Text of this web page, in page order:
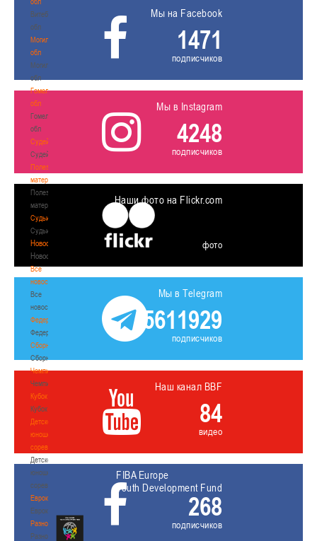
Витебская
обл
Могилевская
обл
Могилевская
обл
Гомельская
обл
Гомельская
обл
Судейство
Судейство
Полезные
материалы
Полезные
материалы
Судьи
Судьи
Новости
Новости
Все
новости
Все
новости
Федерация
Федерация
Сборные
Сборные
Чемпионат
Чемпионат
Кубок
Кубок
Детско-
юношеские
соревнования
Детско-
юношеские
соревнования
Еврокубки
Еврокубки
Разное
Разное
Мы на Facebook
1471
подписчиков
Мы в Instagram
4248
подписчиков
Наши фото на Flickr.com
фото
Мы в Telegram
5611929
подписчиков
Наш канал BBF
84
видео
FIBA Europe
Youth Development Fund
268
подписчиков